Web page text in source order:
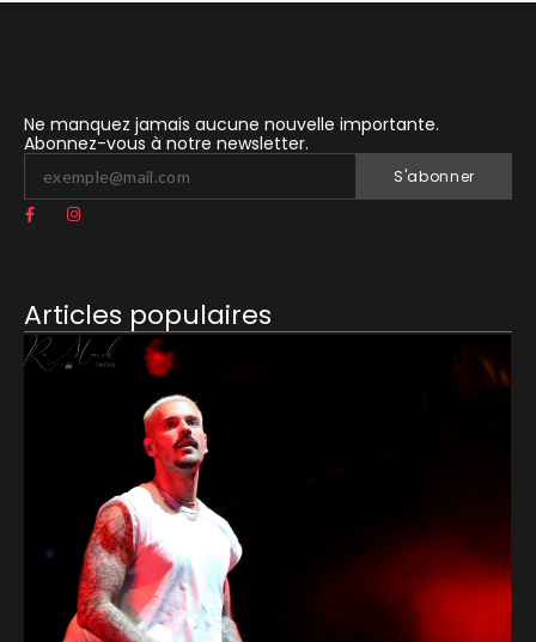
Ne manquez jamais aucune nouvelle importante.
Abonnez-vous à notre newsletter.
S'abonner
Articles populaires